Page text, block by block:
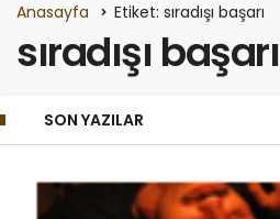
Anasayfa Etiket: sıradışı başarı
sıradışı başarı
SON YAZILAR